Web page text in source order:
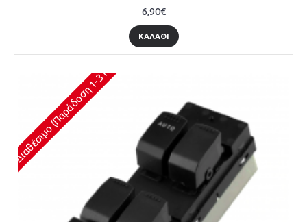
6,90€
ΚΑΛΆΘΙ
Διαθέσιμο (Παράδοση 1-3 Ημέρες)